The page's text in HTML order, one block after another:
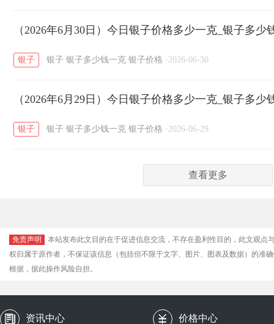
（2026年6月30日）今日银子价格多少一克_银子多少
银子 银子 银子多少钱一克 银子价格 · 2026-06-30
（2026年6月29日）今日银子价格多少一克_银子多少
银子 银子 银子多少钱一克 银子价格 · 2026-06-29
查看更多
免责声明
本站发布此文目的在于促进信息交流，不存在盈利性目的，此文观
权归属于原作者，不保证该信息（包括但不限于文字、图片、图表及数据）的准
根据，据此操作风险自担。
资讯中心 价格中心